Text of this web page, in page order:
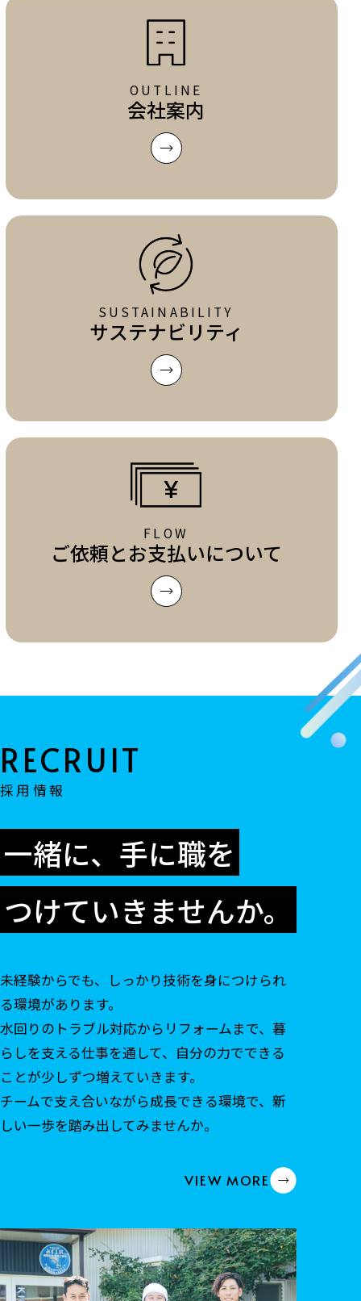
OUTLINE
会社案内
SUSTAINABILITY
サステナビリティ
FLOW
ご依頼とお支払いについて
採用情報
一緒に、手に職を
つけていきませんか。
未経験からでも、しっかり技術を身につけられ
る環境があります。
水回りのトラブル対応からリフォームまで、暮
らしを支える仕事を通して、自分の力でできる
ことが少しずつ増えていきます。
チームで支え合いながら成長できる環境で、新
しい一歩を踏み出してみませんか。
VIEW MORE